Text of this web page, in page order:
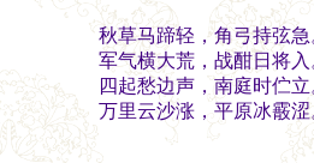
秋草马蹄轻，角弓持弦
军气横大荒，战酣日将
四起愁边声，南庭时伫
万里云沙涨，平原冰霰